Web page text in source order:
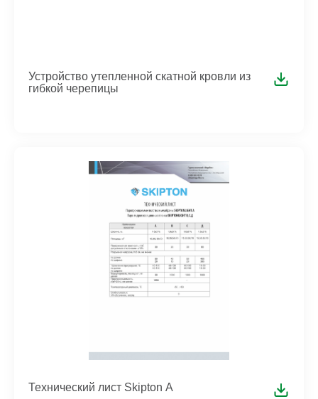
Устройство утепленной скатной кровли из
гибкой черепицы
Технический лист Skipton А